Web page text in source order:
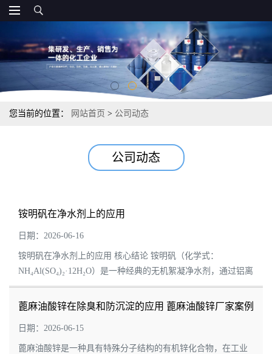
您当前的位置： 网站首页 > 公司动态
公司动态
铵明矾在净水剂上的应用
日期：2026-06-16
铵明矾在净水剂上的应用 核心结论 铵明矾（化学式：
NH₄Al(SO₄)₂·12H₂O）是一种经典的无机絮凝净水剂，通过铝离
子水解生成氢氧化铝胶体，实现对水中悬浮物、胶体颗粒的吸
附凝聚与沉淀去除。它价格低...
蓖麻油酸锌在除臭和防沉淀的应用 蓖麻油酸锌厂家案例
解析
日期：2026-06-15
蓖麻油酸锌是一种具有特殊分子结构的有机锌化合物，在工业